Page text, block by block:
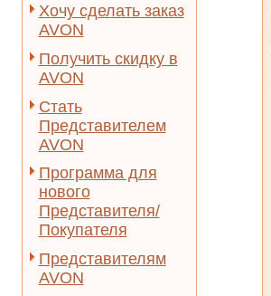
Хочу сделать заказ
AVON
Получить скидку в
AVON
Стать
Представителем
AVON
Программа для
нового
Представителя/
Покупателя
Представителям
AVON